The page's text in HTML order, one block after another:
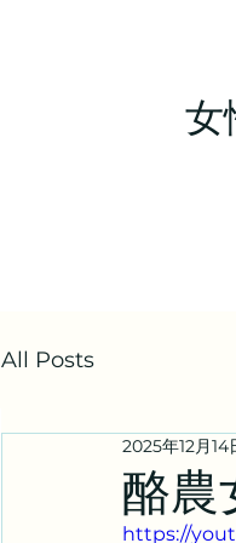
女
All Posts
酪農
2025年12月14
https://